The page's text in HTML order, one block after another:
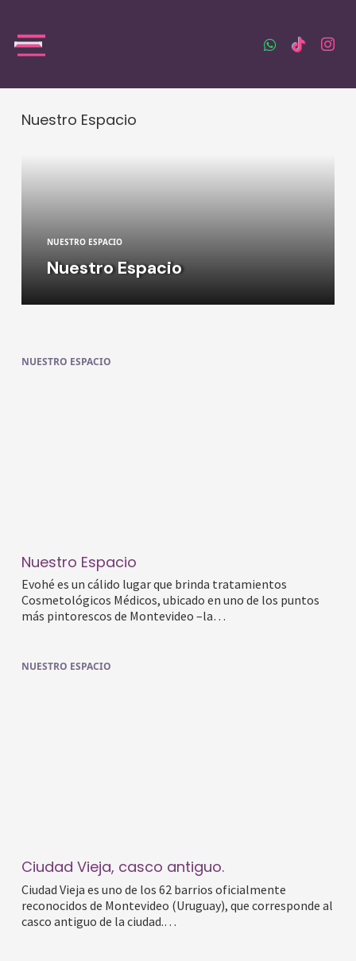
Nuestro Espacio
NUESTRO ESPACIO
Nuestro Espacio
NUESTRO ESPACIO
Nuestro Espacio
Evohé es un cálido lugar que brinda tratamientos
Cosmetológicos Médicos, ubicado en uno de los puntos
más pintorescos de Montevideo –la…
NUESTRO ESPACIO
Ciudad Vieja, casco antiguo.
Ciudad Vieja es uno de los 62 barrios oficialmente
reconocidos de Montevideo (Uruguay), que corresponde al
casco antiguo de la ciudad.…